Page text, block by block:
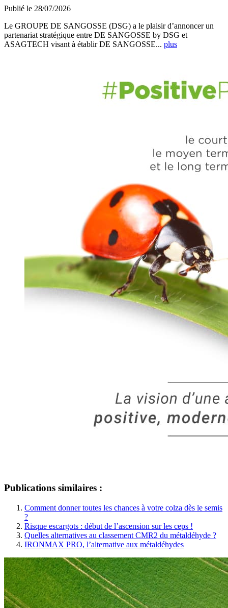
Publié le 28/07/2026
Le GROUPE DE SANGOSSE (DSG) a le plaisir d’annoncer un
partenariat stratégique entre DE SANGOSSE by DSG et
ASAGTECH visant à établir DE SANGOSSE... plus
Publications similaires :
Comment donner toutes les chances à votre colza dès le semis
?
Risque escargots : début de l’ascension sur les ceps !
Quelles alternatives au classement CMR2 du métaldéhyde ?
IRONMAX PRO, l’alternative aux métaldéhydes